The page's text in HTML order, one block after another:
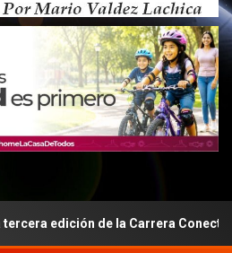
de la Carrera Conecta-Te 2026